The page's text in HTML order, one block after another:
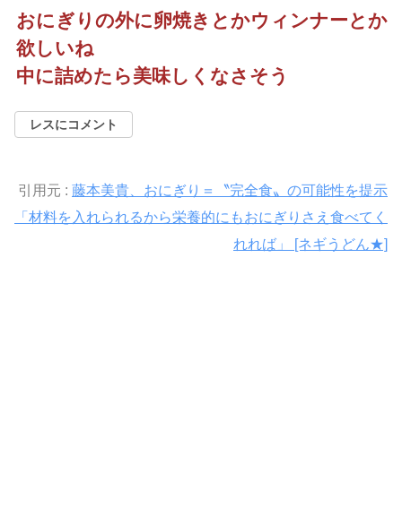
おにぎりの外に卵焼きとかウィンナーとか
欲しいね
中に詰めたら美味しくなさそう
レスにコメント
引用元 : 藤本美貴、おにぎり＝〝完全食〟の可能性を提示
「材料を入れられるから栄養的にもおにぎりさえ食べてく
れれば」 [ネギうどん★]